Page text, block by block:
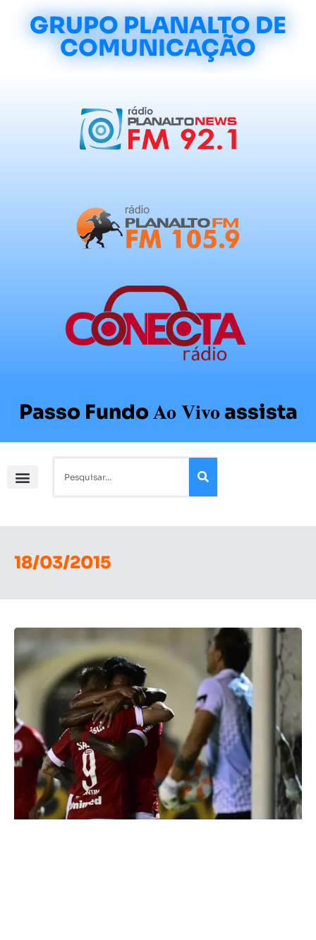
GRUPO PLANALTO DE
COMUNICAÇÃO
Passo FundoAo Vivoassista
18/03/2015